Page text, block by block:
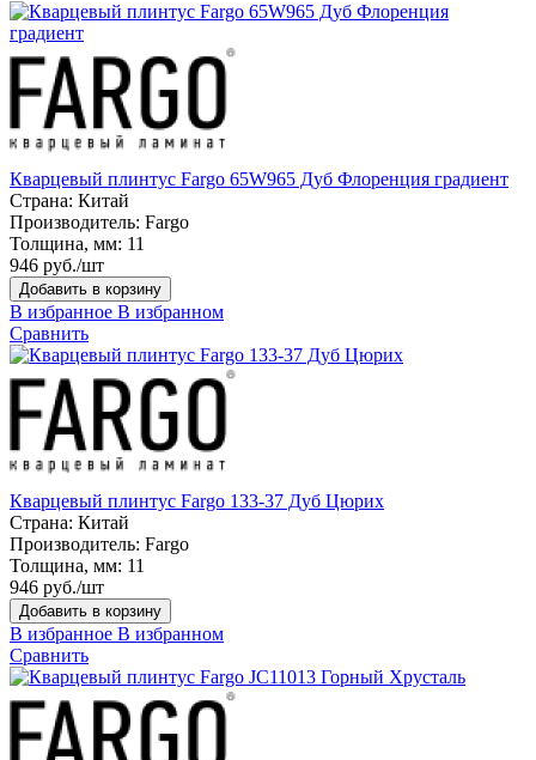
Кварцевый плинтус Fargo 65W965 Дуб Флоренция градиент
Страна: Китай
Производитель: Fargo
Толщина, мм: 11
946 руб./шт
Добавить в корзину
В избранное В избранном
Сравнить
Кварцевый плинтус Fargo 133-37 Дуб Цюрих
Страна: Китай
Производитель: Fargo
Толщина, мм: 11
946 руб./шт
Добавить в корзину
В избранное В избранном
Сравнить